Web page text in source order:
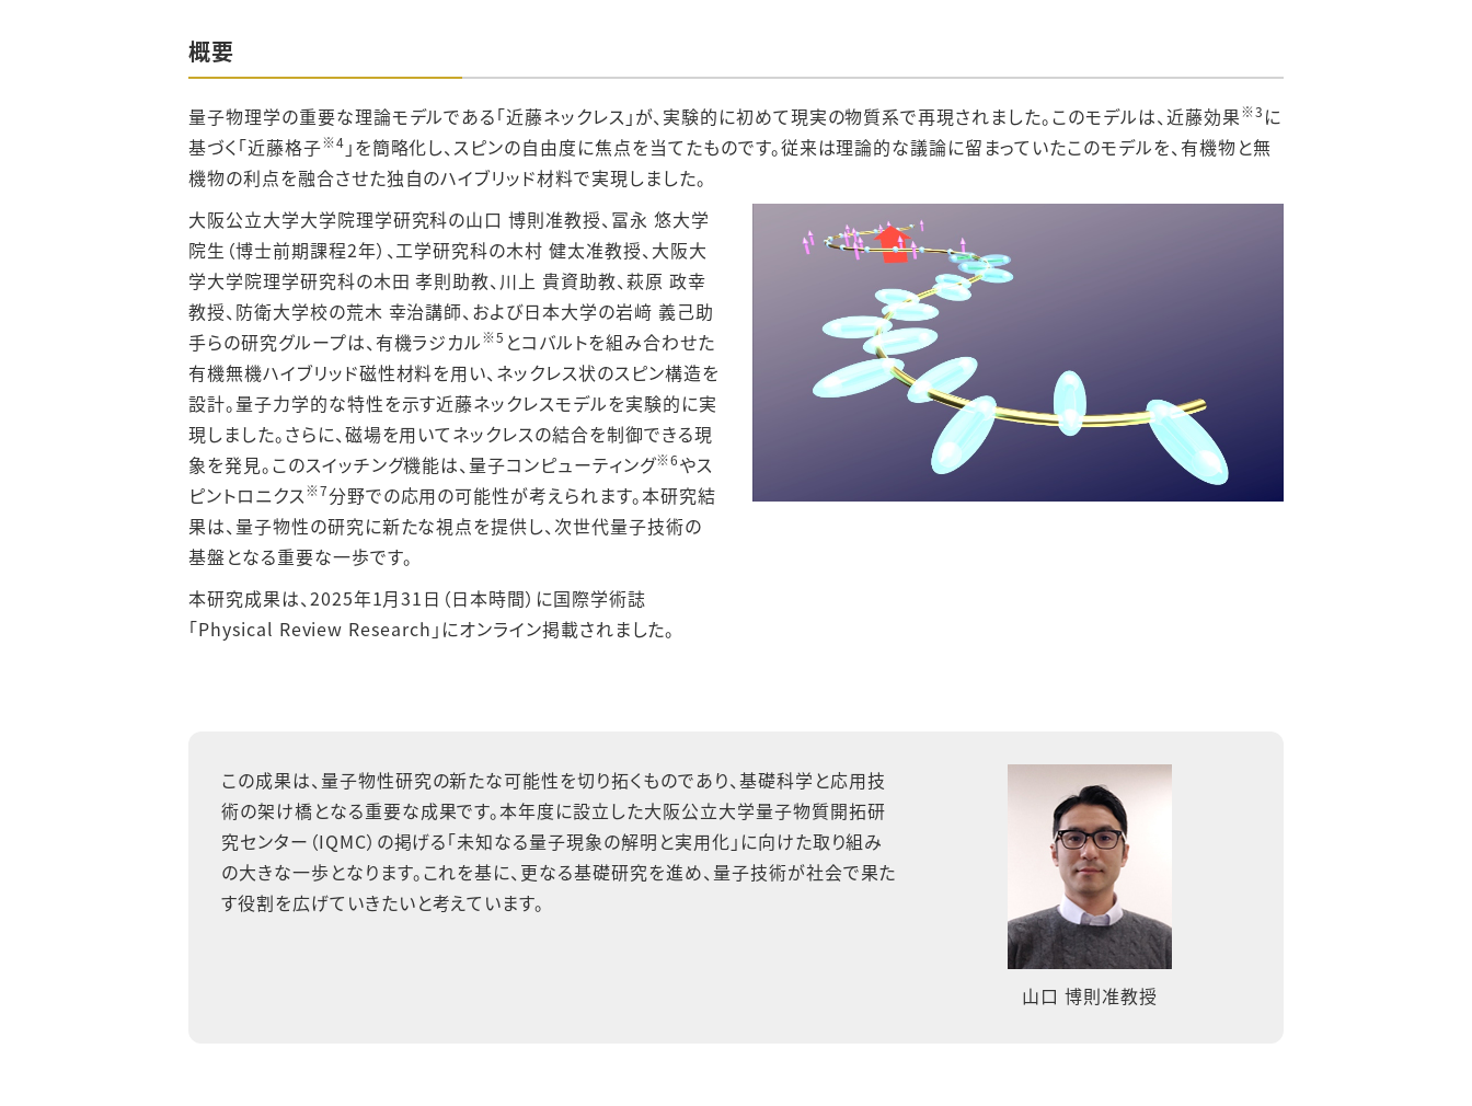
概要
量子物理学の重要な理論モデルである「近藤ネックレス」が、実験的に初めて現実の物質系で再現されました。このモデルは、近藤効果※3 に
基づく「近藤格子※4 」を簡略化し、スピンの自由度に焦点を当てたものです。従来は理論的な議論に留まっていたこのモデルを、有機物と無
機物の利点を融合させた独自のハイブリッド材料で実現しました。
大阪公立大学大学院理学研究科の山口 博則准教授、冨永 悠大学
院生（博士前期課程2年）、工学研究科の木村 健太准教授、大阪大
学大学院理学研究科の木田 孝則助教、川上 貴資助教、萩原 政幸
教授、防衛大学校の荒木 幸治講師、および日本大学の岩﨑 義己助
手らの研究グループは、有機ラジカル※5 とコバルトを組み合わせた
有機無機ハイブリッド磁性材料を用い、ネックレス状のスピン構造を
設計。量子力学的な特性を示す近藤ネックレスモデルを実験的に実
現しました。さらに、磁場を用いてネックレスの結合を制御できる現
象を発見。このスイッチング機能は、量子コンピューティング※6やス
ピントロニクス※7分野での応用の可能性が考えられます。本研究結
果は、量子物性の研究に新たな視点を提供し、次世代量子技術の
基盤となる重要な一歩です。
本研究成果は、2025年1月31日（日本時間）に国際学術誌
「Physical Review Research」にオンライン掲載されました。
この成果は、量子物性研究の新たな可能性を切り拓くものであり、基礎科学と応用技
術の架け橋となる重要な成果です。本年度に設立した大阪公立大学量子物質開拓研
究センター（IQMC）の掲げる「未知なる量子現象の解明と実用化」に向けた取り組み
の大きな一歩となります。これを基に、更なる基礎研究を進め、量子技術が社会で果た
す役割を広げていきたいと考えています。
山口 博則准教授